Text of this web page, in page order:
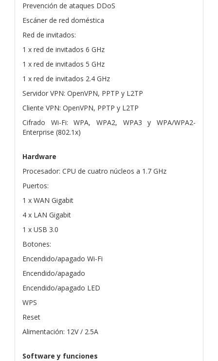
Prevención de ataques DDoS
Escáner de red doméstica
Red de invitados:
1 x red de invitados 6 GHz
1 x red de invitados 5 GHz
1 x red de invitados 2.4 GHz
Servidor VPN: OpenVPN, PPTP y L2TP
Cliente VPN: OpenVPN, PPTP y L2TP
Cifrado Wi-Fi: WPA, WPA2, WPA3 y WPA/WPA2-
Enterprise (802.1x)
Hardware
Procesador: CPU de cuatro núcleos a 1.7 GHz
Puertos:
1 x WAN Gigabit
4 x LAN Gigabit
1 x USB 3.0
Botones:
Encendido/apagado Wi-Fi
Encendido/apagado
Encendido/apagado LED
WPS
Reset
Alimentación: 12V / 2.5A
Software y funciones